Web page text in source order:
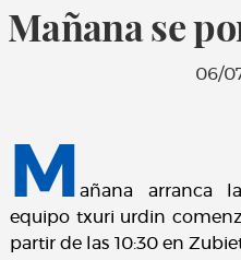
Mañana se
06/
M
añana arranca
equipo txuri urdin
partir de las 10:30 en